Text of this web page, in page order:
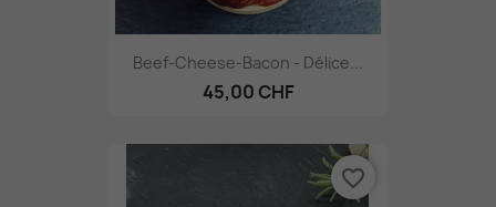
Beef-Cheese-Bacon - Délice...
45,00 CHF
favorite_border